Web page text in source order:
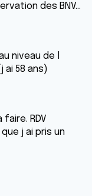
des BNV...
niveau de l
ai 58 ans)
RDV
j ai pris un